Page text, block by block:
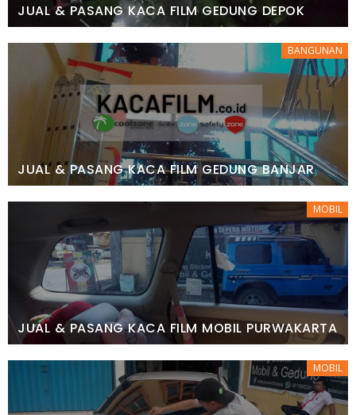
JUAL & PASANG KACA FILM GEDUNG DEPOK
BANGUNAN
JUAL & PASANG KACA FILM GEDUNG BANJAR
MOBIL
JUAL & PASANG KACA FILM MOBIL PURWAKARTA
MOBIL